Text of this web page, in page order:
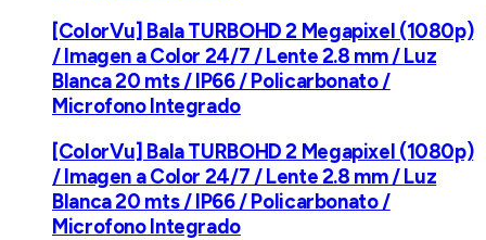
[ColorVu] Bala TURBOHD 2 Megapixel (1080p)
/ Imagen a Color 24/7 / Lente 2.8 mm / Luz
Blanca 20 mts / IP66 / Policarbonato /
Microfono Integrado
[ColorVu] Bala TURBOHD 2 Megapixel (1080p)
/ Imagen a Color 24/7 / Lente 2.8 mm / Luz
Blanca 20 mts / IP66 / Policarbonato /
Microfono Integrado